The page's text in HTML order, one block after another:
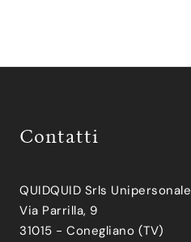
Contatti
QUIDQUID Srls Unipersonale
Via Parrilla, 9
31015 - Conegliano (TV)